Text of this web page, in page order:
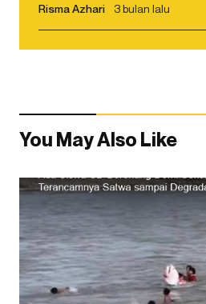
Risma Azhari 3 bulan lalu
You May Also Like